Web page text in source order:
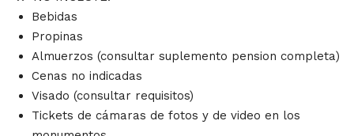
Bebidas
Propinas
Almuerzos (consultar suplemento pension completa)
Cenas no indicadas
Visado (consultar requisitos)
Tickets de cámaras de fotos y de video en los